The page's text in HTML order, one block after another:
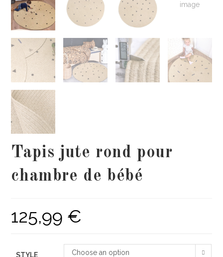
Tapis jute rond pour
chambre de bébé
125,99 €
STYLE Choose an option